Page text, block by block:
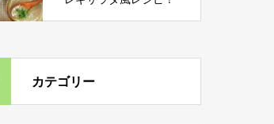
カテゴリー